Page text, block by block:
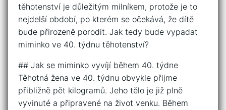
těhotenství je důležitým milníkem, protože je to
nejdelší období, po kterém se očekává, že dítě
bude přirozeně porodit. Jak tedy bude vypadat
miminko ve 40. týdnu těhotenství?
## Jak se miminko vyvíjí během 40. týdne
Těhotná žena ve 40. týdnu obvykle přijme
přibližně pět kilogramů. Jeho tělo je již plně
vyvinuté a připravené na život venku. Během